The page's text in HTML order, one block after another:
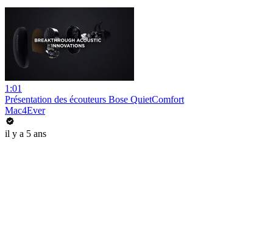
1:01
Présentation des écouteurs Bose QuietComfort
Mac4Ever
il y a 5 ans